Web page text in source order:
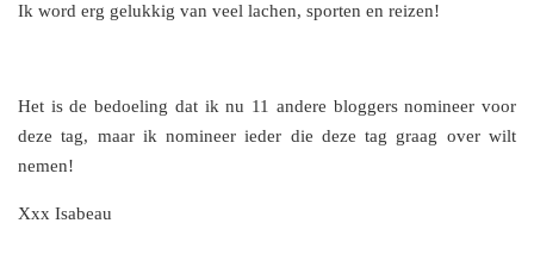
Ik word erg gelukkig van veel lachen, sporten en reizen!
Het is de bedoeling dat ik nu 11 andere bloggers nomineer voor
deze tag, maar ik nomineer ieder die deze tag graag over wilt
nemen!
Xxx Isabeau